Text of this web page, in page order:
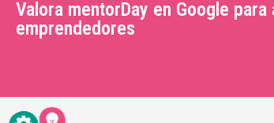
Valora mentorDay en Google para
emprendedores